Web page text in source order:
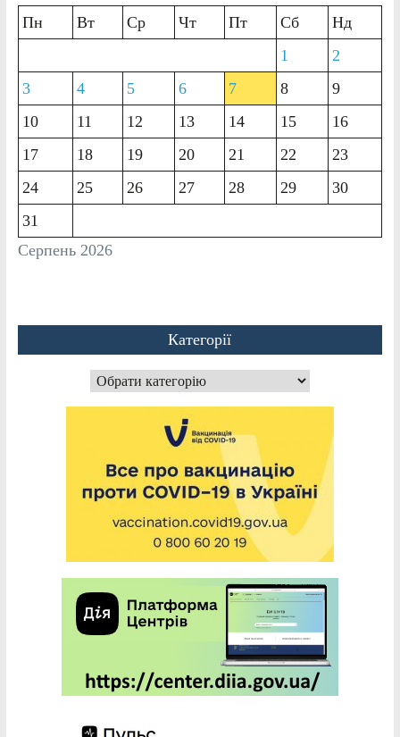
Серпень 2026
Пн Вт Ср Чт Пт Сб
Нд
1
2
3
4 5 6 7 8
9
10
11 12 13 14 15
16
17
18 19 20 21 22
23
24
25 26 27 28 29
30
31
Категорії
Категорії